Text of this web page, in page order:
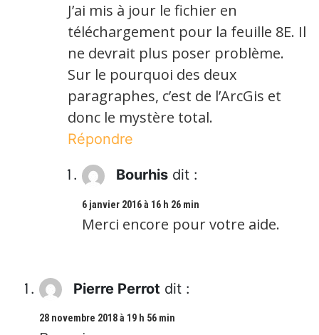
J’ai mis à jour le fichier en
téléchargement pour la feuille 8E. Il
ne devrait plus poser problème.
Sur le pourquoi des deux
paragraphes, c’est de l’ArcGis et
donc le mystère total.
Répondre
Bourhis dit :
6 janvier 2016 à 16 h 26 min
Merci encore pour votre aide.
Pierre Perrot dit :
28 novembre 2018 à 19 h 56 min